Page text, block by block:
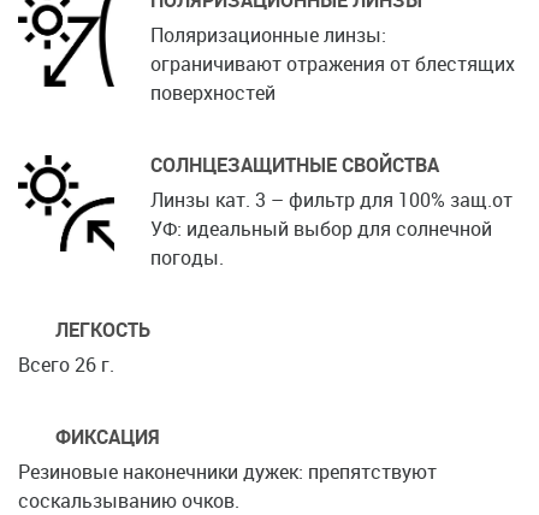
Поляризационные линзы:
ограничивают отражения от блестящих
поверхностей
СОЛНЦЕЗАЩИТНЫЕ СВОЙСТВА
Линзы кат. 3 – фильтр для 100% защ.от
УФ: идеальный выбор для солнечной
погоды.
ЛЕГКОСТЬ
Всего 26 г.
ФИКСАЦИЯ
Резиновые наконечники дужек: препятствуют
соскальзыванию очков.